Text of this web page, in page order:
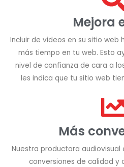
Mejora
Incluir de videos en su sitio web
más tiempo en tu web. Esto
nivel de confianza de cara a
les indica que tu sitio web
Más
Nuestra productora audiovisual
conversiones de calidad y